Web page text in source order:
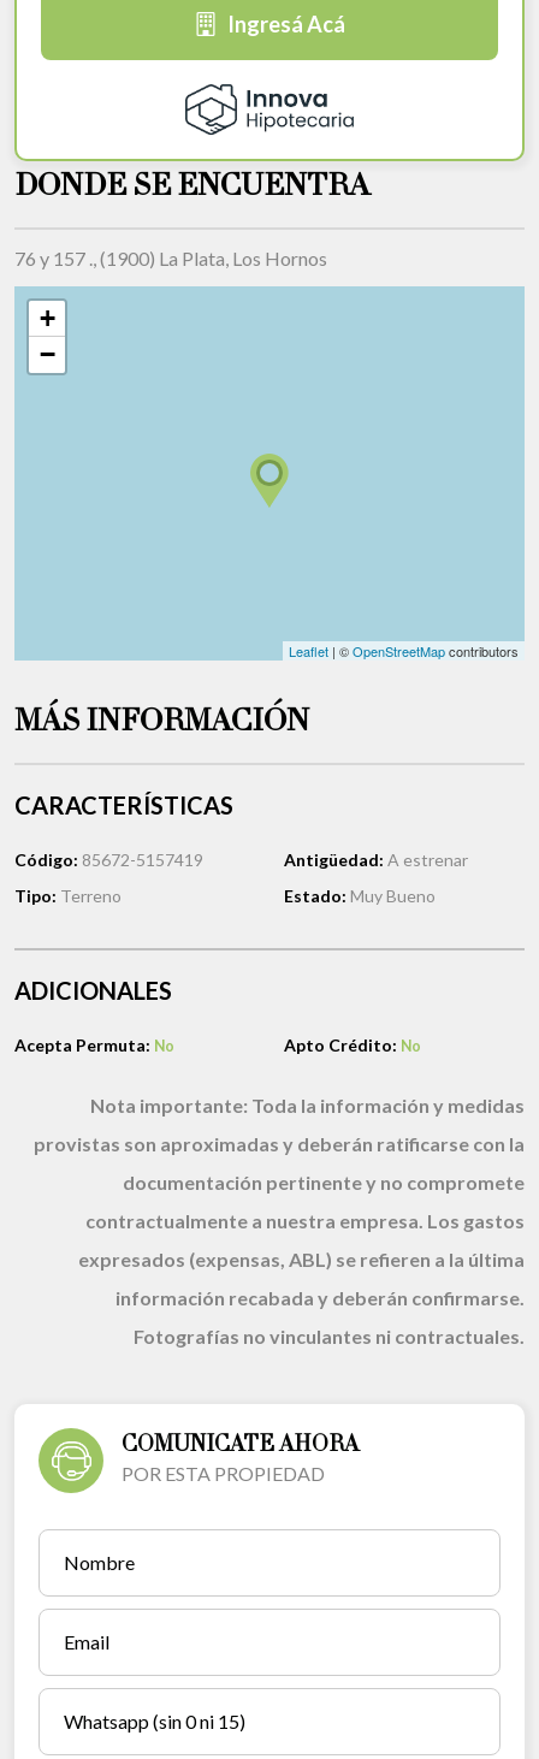
Ingresá Acá
DONDE SE ENCUENTRA
76 y 157 ., (1900) La Plata, Los Hornos
+
−
Leaflet | ©OpenStreetMapcontributors
MÁS INFORMACIÓN
CARACTERÍSTICAS
Código: 85672-5157419
Tipo: Terreno
Antigüedad: A estrenar
Estado: Muy Bueno
ADICIONALES
Acepta Permuta: No Apto Crédito: No
Nota importante: Toda la información y medidas
provistas son aproximadas y deberán ratificarse con la
documentación pertinente y no compromete
contractualmente a nuestra empresa. Los gastos
expresados (expensas, ABL) se refieren a la última
información recabada y deberán confirmarse.
Fotografías no vinculantes ni contractuales.
COMUNICATE AHORA
POR ESTA PROPIEDAD